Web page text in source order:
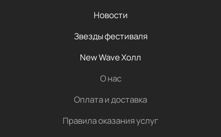
Новости
Звезды фестиваля
New Wave Холл
О нас
Оплата и доставка
Правила оказания услуг